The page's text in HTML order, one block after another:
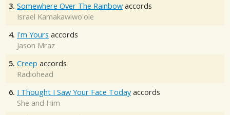
3. Somewhere Over The Rainbow accords
Israel Kamakawiwo'ole
4. I'm Yours accords
Jason Mraz
5. Creep accords
Radiohead
6. I Thought I Saw Your Face Today accords
She and Him